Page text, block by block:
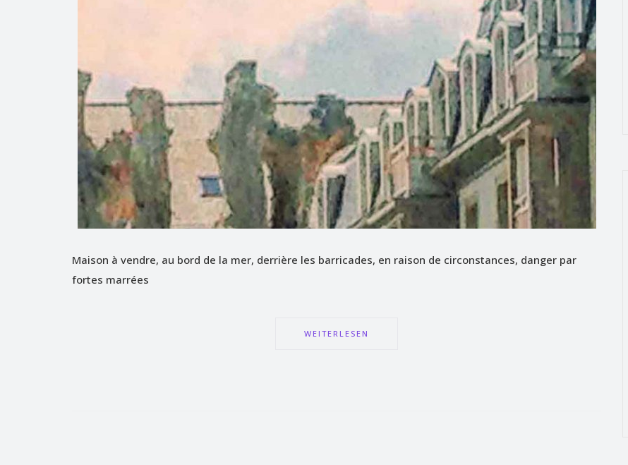
Maison à vendre, au bord de la mer, derrière les barricades, en raison de circonstances, danger par
fortes marrées
WEITERLESEN